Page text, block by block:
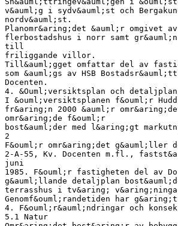
v&auml;g i sydv&auml;st och
nordv&auml;st.
Planomr&aring;det &auml;r omgivet
flerbostadshus i norr samt
till
friliggande villor.
Till&auml;gget omfattar del av
som &auml;gs av HSB
Docenten.
4. &Ouml;versiktsplan och detaljplan
I &ouml;versiktsplanen f&ouml;r
fr&aring;n 2000 &auml;r
omr&aring;de f&ouml;r
bost&auml;der med l&aring;gt
2
F&ouml;r omr&aring;det
2-A-55, Kv. Docenten m.fl.,
juni
1985. F&ouml;r fastigheten del av
g&auml;llande detaljplan
terrasshus i tv&aring;
Genomf&ouml;randetiden har
4. F&ouml;r&auml;ndringar och
5.1 Natur